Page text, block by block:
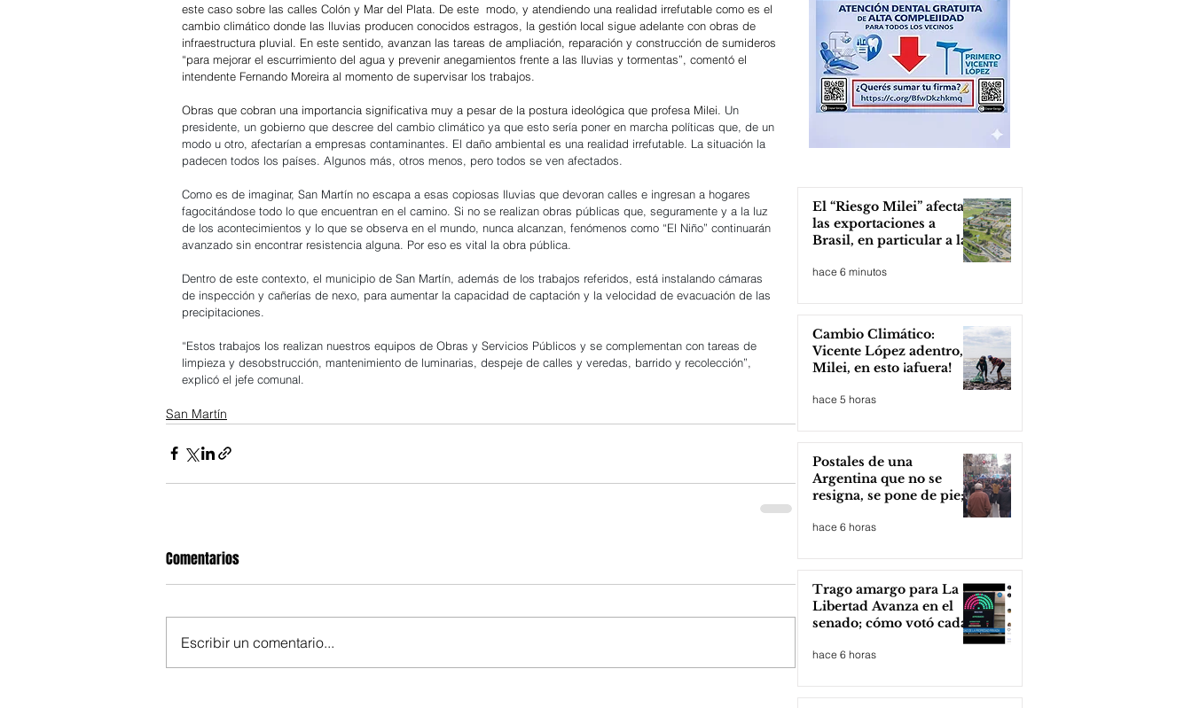
este caso sobre las calles Colón y Mar del Plata. De este  modo, y atendiendo una realidad irrefutable como es el
cambio climático donde las lluvias producen conocidos estragos, la gestión local sigue adelante con obras de
infraestructura pluvial. En este sentido, avanzan las tareas de ampliación, reparación y construcción de sumideros
“para mejorar el escurrimiento del agua y prevenir anegamientos frente a las lluvias y tormentas”, comentó el
intendente Fernando Moreira al momento de supervisar los trabajos.
Obras que cobran una importancia significativa muy a pesar de la postura ideológica que profesa Milei. Un
presidente, un gobierno que descree del cambio climático ya que esto sería poner en marcha políticas que, de un
modo u otro, afectarían a empresas contaminantes. El daño ambiental es una realidad irrefutable. La situación la
padecen todos los países. Algunos más, otros menos, pero todos se ven afectados.
Como es de imaginar, San Martín no escapa a esas copiosas lluvias que devoran calles e ingresan a hogares
fagocitándose todo lo que encuentran en el camino. Si no se realizan obras públicas que, seguramente y a la luz
de los acontecimientos y lo que se observa en el mundo, nunca alcanzan, fenómenos como “El Niño” continuarán
avanzado sin encontrar resistencia alguna. Por eso es vital la obra pública.
Dentro de este contexto, el municipio de San Martín, además de los trabajos referidos, está instalando cámaras
de inspección y cañerías de nexo, para aumentar la capacidad de captación y la velocidad de evacuación de las
precipitaciones.
“Estos trabajos los realizan nuestros equipos de Obras y Servicios Públicos y se complementan con tareas de
limpieza y desobstrucción, mantenimiento de luminarias, despeje de calles y veredas, barrido y recolección”,
explicó el jefe comunal.
San Martín
Comentarios
Escribir un comentario...
El “Riesgo Milei” afecta
las exportaciones a
Brasil, en particular a la
industria automotriz de
la provincia
hace 6 minutos
Cambio Climático:
Vicente López adentro,
Milei, en esto ¡afuera!
hace 5 horas
Postales de una
Argentina que no se
resigna, se pone de pie;
hace 6 horas
Trago amargo para La
Libertad Avanza en el
senado; cómo votó cada
hace 6 horas